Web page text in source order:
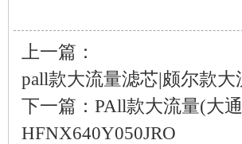
上一篇：
pall款大流量滤芯|颇尔款
下一篇： PAll款大流量(大
HFNX640Y050JRO